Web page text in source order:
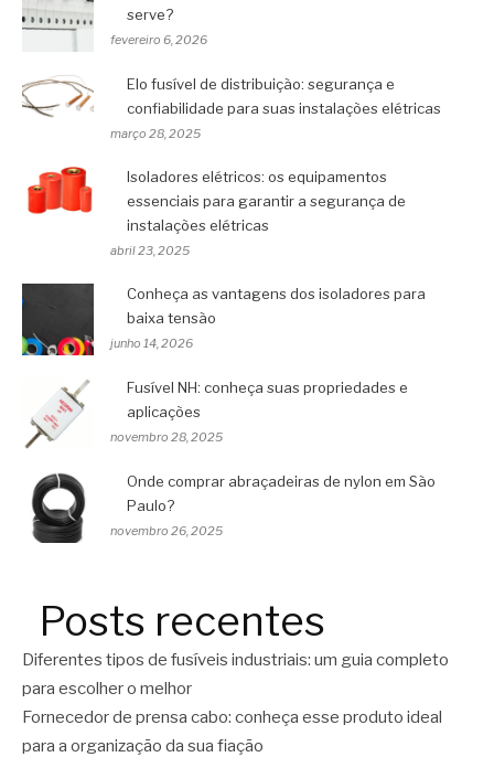
serve?
fevereiro 6, 2026
Elo fusível de distribuição: segurança e
confiabilidade para suas instalações elétricas
março 28, 2025
Isoladores elétricos: os equipamentos
essenciais para garantir a segurança de
instalações elétricas
abril 23, 2025
Conheça as vantagens dos isoladores para
baixa tensão
junho 14, 2026
Fusível NH: conheça suas propriedades e
aplicações
novembro 28, 2025
Onde comprar abraçadeiras de nylon em São
Paulo?
novembro 26, 2025
Posts recentes
Diferentes tipos de fusíveis industriais: um guia completo
para escolher o melhor
Fornecedor de prensa cabo: conheça esse produto ideal
para a organização da sua fiação